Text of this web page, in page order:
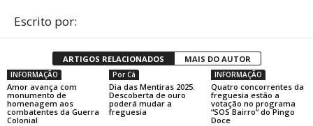
Escrito por:
ARTIGOS RELACIONADOS MAIS DO AUTOR
INFORMAÇÃO
Amor avança com
monumento de
homenagem aos
combatentes da Guerra
Colonial
Por Cá
Dia das Mentiras 2025.
Descoberta de ouro
poderá mudar a
freguesia
INFORMAÇÃO
Quatro concorrentes da
freguesia estão a
votação no programa
“SOS Bairro” do Pingo
Doce